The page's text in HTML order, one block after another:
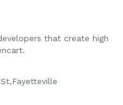
that create high